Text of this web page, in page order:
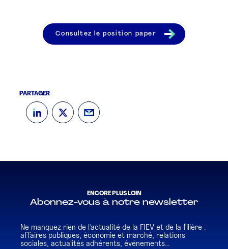
Consultez le position paper
PARTAGER
ENCORE PLUS LOIN
Abonnez-vous à notre newsletter
Ne manquez rien de l'actualité de la FIEV et de la filière :
affaires publiques, économie et marché, relations
sociales, actualités adhérents, événements...